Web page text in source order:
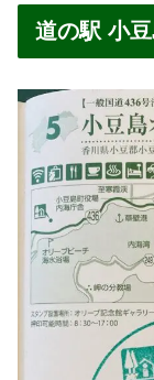
道の駅 小